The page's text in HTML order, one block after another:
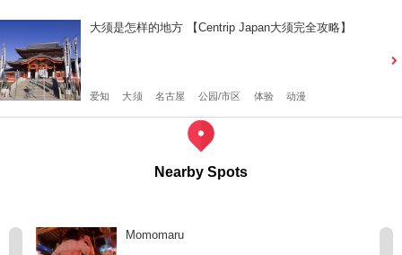
大须是怎样的地方 【Centrip Japan大须完全攻略】
爱知 大须 名古屋 公园/市区 体验 动漫
Nearby Spots
Momomaru